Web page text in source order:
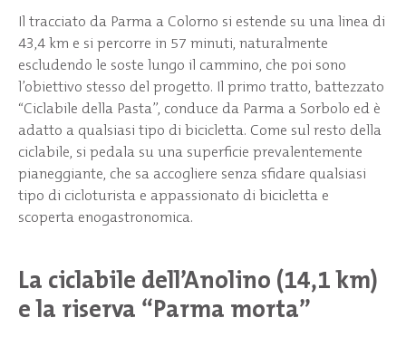
Il tracciato da Parma a Colorno si estende su una linea di
43,4 km e si percorre in 57 minuti, naturalmente
escludendo le soste lungo il cammino, che poi sono
l’obiettivo stesso del progetto. Il primo tratto, battezzato
“Ciclabile della Pasta”, conduce da Parma a Sorbolo ed è
adatto a qualsiasi tipo di bicicletta. Come sul resto della
ciclabile, si pedala su una superficie prevalentemente
pianeggiante, che sa accogliere senza sfidare qualsiasi
tipo di cicloturista e appassionato di bicicletta e
scoperta enogastronomica.
La ciclabile dell’Anolino (14,1 km)
e la riserva “Parma morta”